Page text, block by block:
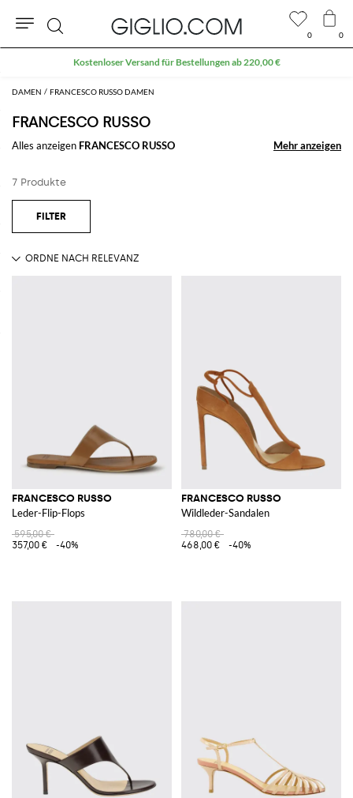
DAMEN FRANCESCO RUSSO DAMEN
FRANCESCO RUSSO
Alles anzeigen FRANCESCO RUSSO Mehr anzeigen
Mehr anzeigen
7 Produkte
FRANCESCO RUSSO
Leder-Flip-Flops
595,00 €
357,00 €
-40%
FRANCESCO RUSSO
Wildleder-Sandalen
780,00 €
468,00 €
-40%
0 0
Suche